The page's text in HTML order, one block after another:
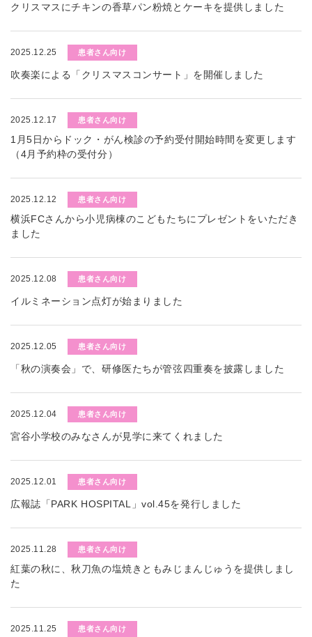
クリスマスにチキンの香草パン粉焼とケーキを提供しました
2025.12.25 患者さん向け
吹奏楽による「クリスマスコンサート」を開催しました
2025.12.17 患者さん向け
1月5日からドック・がん検診の予約受付開始時間を変更します
（4月予約枠の受付分）
2025.12.12 患者さん向け
横浜FCさんから小児病棟のこどもたちにプレゼントをいただき
ました
2025.12.08 患者さん向け
イルミネーション点灯が始まりました
2025.12.05 患者さん向け
「秋の演奏会」で、研修医たちが管弦四重奏を披露しました
2025.12.04 患者さん向け
宮谷小学校のみなさんが見学に来てくれました
2025.12.01 患者さん向け
広報誌「PARK HOSPITAL」vol.45を発行しました
2025.11.28 患者さん向け
紅葉の秋に、秋刀魚の塩焼きともみじまんじゅうを提供しまし
た
2025.11.25 患者さん向け